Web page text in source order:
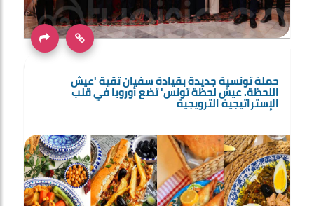
حملة تونسية جديدة بقيادة سفيان تقية 'عيش
اللحظة. عيش لحظة تونس' تضع أوروبا في قلب
الإستراتيجية الترويجية